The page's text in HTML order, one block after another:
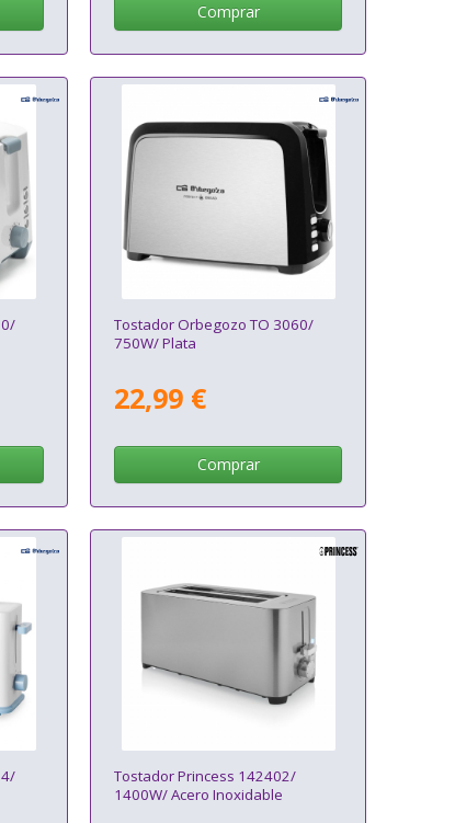
Comprar
Tostador Orbegozo TO 3060/
750W/ Plata
22,99 €
Comprar
Tostador Princess 142402/
1400W/ Acero Inoxidable